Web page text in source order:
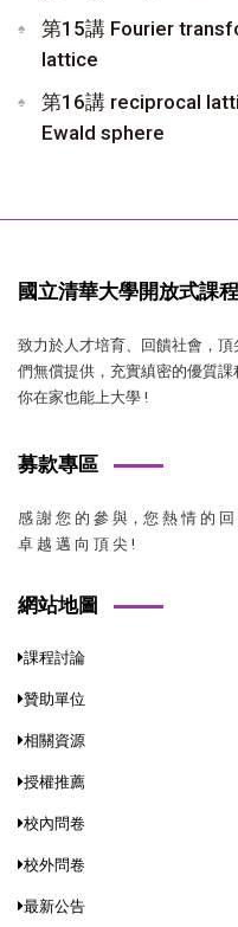
第15講 Fourier
lattice
第16講 reciprocal
Ewald sphere
國立清華大學開放式課程
致力於人才培育、回饋社會，
們無償提供，充實縝密的優質
你在家也能上大學 !
募款專區
感 謝 您 的 參 與，您 熱 情 的
卓 越 邁 向 頂 尖 !
網站地圖
課程討論
贊助單位
相關資源
授權推薦
校內問卷
校外問卷
最新公告